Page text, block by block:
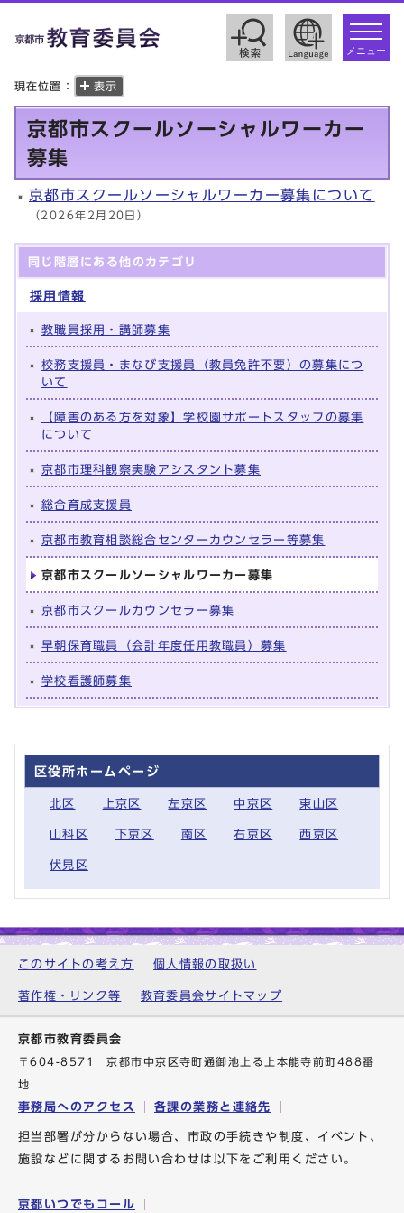
toggle
メニュー
現在位置： 表示
京都市スクールソーシャルワーカー
募集
京都市スクールソーシャルワーカー募集について
（2026年2月20日）
同じ階層にある他のカテゴリ
採用情報
教職員採用・講師募集
校務支援員・まなび支援員（教員免許不要）の募集につ
いて
【障害のある方を対象】学校園サポートスタッフの募集
について
京都市理科観察実験アシスタント募集
総合育成支援員
京都市教育相談総合センターカウンセラー等募集
京都市スクールソーシャルワーカー募集
京都市スクールカウンセラー募集
早朝保育職員（会計年度任用教職員）募集
学校看護師募集
区役所ホームページ
北区 上京区 左京区 中京区 東山区
山科区 下京区 南区 右京区 西京区
伏見区
このサイトの考え方 個人情報の取扱い
著作権・リンク等 教育委員会サイトマップ
京都市教育委員会
〒604-8571 京都市中京区寺町通御池上る上本能寺前町488番
地
事務局へのアクセス 各課の業務と連絡先
担当部署が分からない場合、市政の手続きや制度、イベント、
施設などに関するお問い合わせは以下をご利用ください。
京都いつでもコール